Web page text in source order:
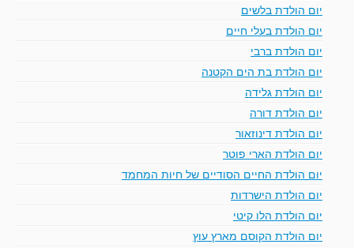
יום הולדת בלשים
יום הולדת בעלי חיים
יום הולדת ברבי
יום הולדת בת הים הקטנה
יום הולדת גלידה
יום הולדת דורה
יום הולדת דינוזאור
יום הולדת הארי פוטר
יום הולדת החיים הסודיים של חיות המחמד
יום הולדת הישרדות
יום הולדת הלו קיטי
יום הולדת הקוסם מארץ עוץ